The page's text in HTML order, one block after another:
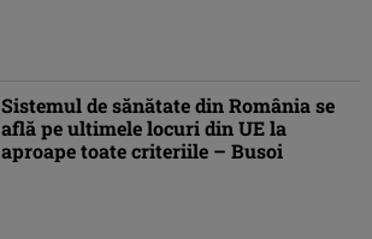
Sistemul de sănătate din România se
află pe ultimele locuri din UE la
aproape toate criteriile – Busoi